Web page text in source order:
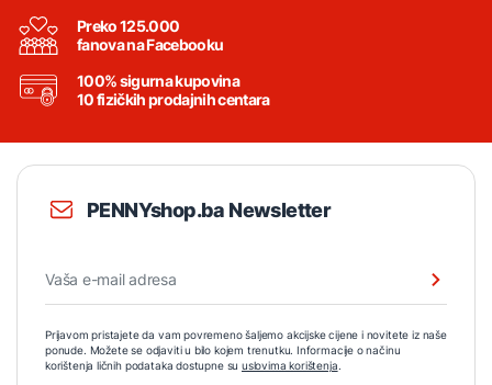
Preko 125.000
fanova na Facebooku
100% sigurna kupovina
10 fizičkih prodajnih centara
PENNYshop.ba Newsletter
Prijavom pristajete da vam povremeno šaljemo akcijske cijene i novitete iz naše
ponude. Možete se odjaviti u bilo kojem trenutku. Informacije o načinu
korištenja ličnih podataka dostupne su uslovima korištenja.